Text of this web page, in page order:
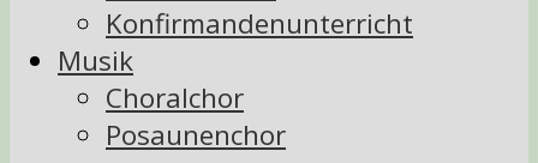
Konfirmandenunterricht
Musik
Choralchor
Posaunenchor